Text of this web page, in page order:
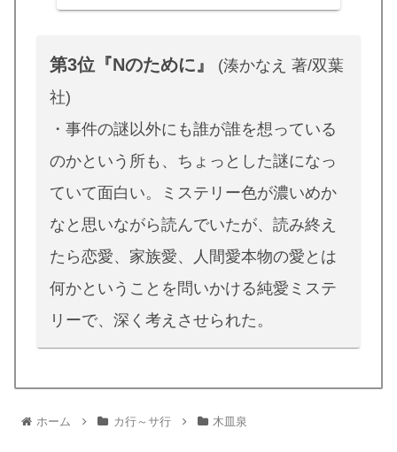
第3位『Nのために』
(湊かなえ 著/双葉
社)
・事件の謎以外にも誰が誰を想っている
のかという所も、ちょっとした謎になっ
ていて面白い。ミステリー色が濃いめか
なと思いながら読んでいたが、読み終え
たら恋愛、家族愛、人間愛本物の愛とは
何かということを問いかける純愛ミステ
リーで、深く考えさせられた。
ホーム カ行～サ行 木皿泉